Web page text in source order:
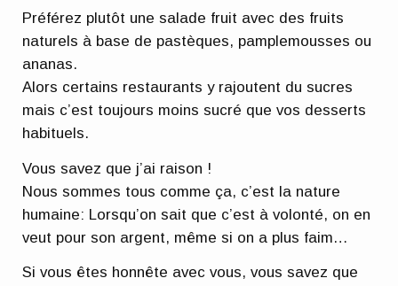
Préférez plutôt une salade fruit avec des fruits
naturels à base de pastèques, pamplemousses ou
ananas.
Alors certains restaurants y rajoutent du sucres
mais c’est toujours moins sucré que vos desserts
habituels.
Vous savez que j’ai raison !
Nous sommes tous comme ça, c’est la nature
humaine: Lorsqu’on sait que c’est à volonté, on en
veut pour son argent, même si on a plus faim…
Si vous êtes honnête avec vous, vous savez que